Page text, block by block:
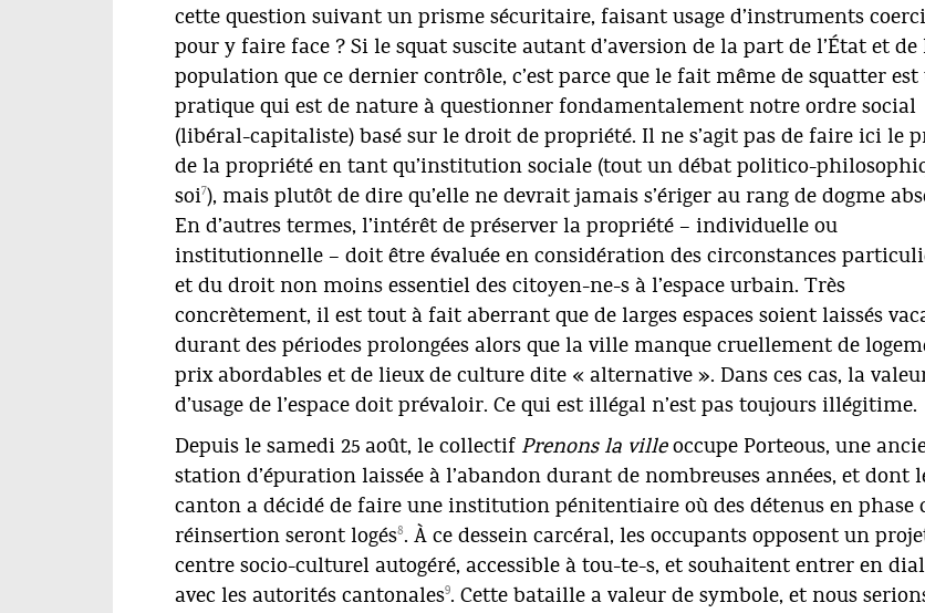
cette question suivant un prisme sécuritaire, faisant usage d’instruments
pour y faire face ? Si le squat suscite autant d’aversion de la part de l’État et de
population que ce dernier contrôle, c’est parce que le fait même de squatter est
pratique qui est de nature à questionner fondamentalement notre ordre social
(libéral-capitaliste) basé sur le droit de propriété. Il ne s’agit pas de faire ici le
de la propriété en tant qu’institution sociale (tout un débat politico-
soi7), mais plutôt de dire qu’elle ne devrait jamais s’ériger au rang de dogme
En d’autres termes, l’intérêt de préserver la propriété – individuelle ou
institutionnelle – doit être évaluée en considération des circonstances
et du droit non moins essentiel des citoyen-ne-s à l’espace urbain. Très
concrètement, il est tout à fait aberrant que de larges espaces soient laissés
durant des périodes prolongées alors que la ville manque cruellement de
prix abordables et de lieux de culture dite « alternative ». Dans ces cas, la
d’usage de l’espace doit prévaloir. Ce qui est illégal n’est pas toujours illégitime.
Depuis le samedi 25 août, le collectif Prenons la villeoccupe Porteous, une
station d’épuration laissée à l’abandon durant de nombreuses années, et dont
canton a décidé de faire une institution pénitentiaire où des détenus en phase
réinsertion seront logés8. À ce dessein carcéral, les occupants opposent un
centre socio-culturel autogéré, accessible à tou-te-s, et souhaitent entrer en
avec les autorités cantonales9. Cette bataille a valeur de symbole, et nous